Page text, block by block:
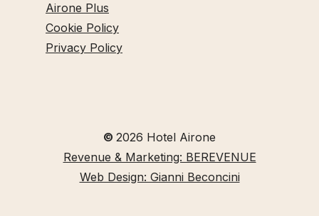
Airone Plus
Cookie Policy
Privacy Policy
© 2026 Hotel Airone
Revenue & Marketing: BEREVENUE
Web Design: Gianni Beconcini